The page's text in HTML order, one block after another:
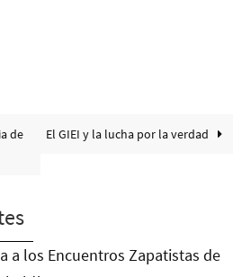
de
El GIEI y la lucha por la verdad
a los Encuentros Zapatistas de